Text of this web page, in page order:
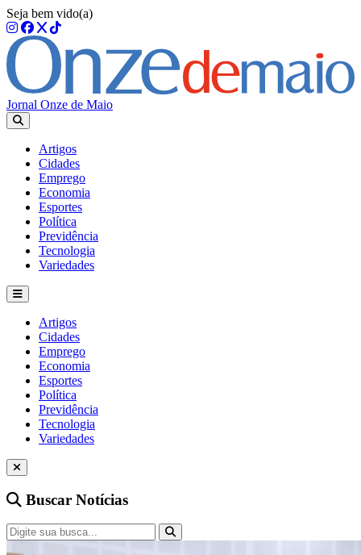
Seja bem vido(a)
Jornal Onze de Maio
Artigos
Cidades
Emprego
Economia
Esportes
Política
Previdência
Tecnologia
Variedades
Artigos
Cidades
Emprego
Economia
Esportes
Política
Previdência
Tecnologia
Variedades
Buscar Notícias